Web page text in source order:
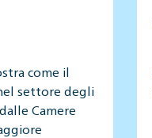
come il
settore degli
Camere